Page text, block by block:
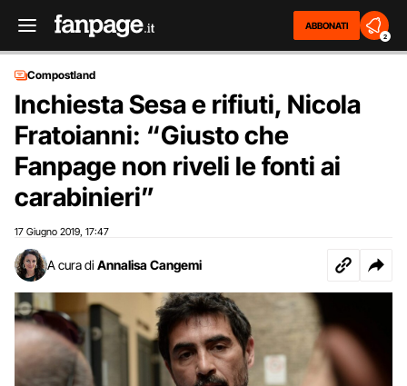
ABBONATI
2
Compostland
Inchiesta Sesa e rifiuti, Nicola
Fratoianni: “Giusto che
Fanpage non riveli le fonti ai
carabinieri”
17 Giugno 2019 17:47
A cura di Annalisa Cangemi